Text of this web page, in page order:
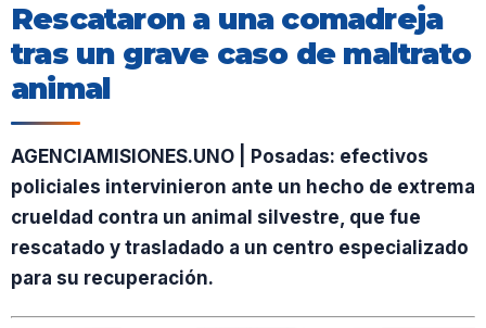
Rescataron a una comadreja
tras un grave caso de maltrato
animal
AGENCIAMISIONES.UNO | Posadas: efectivos
policiales intervinieron ante un hecho de extrema
crueldad contra un animal silvestre, que fue
rescatado y trasladado a un centro especializado
para su recuperación.